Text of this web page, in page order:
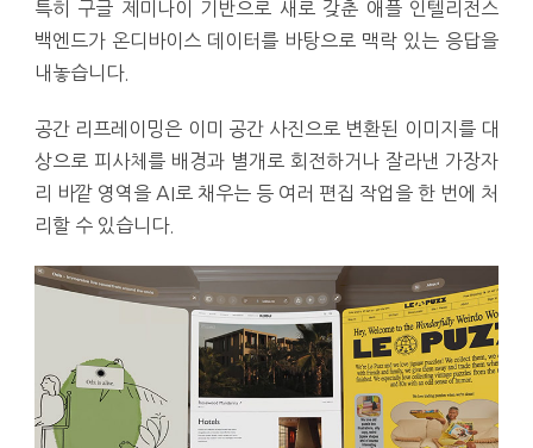
특히 구글 제미나이 기반으로 새로 갖춘 애플 인텔리전스
백엔드가 온디바이스 데이터를 바탕으로 맥락 있는 응답을
내놓습니다.
공간 리프레이밍은 이미 공간 사진으로 변환된 이미지를 대
상으로 피사체를 배경과 별개로 회전하거나 잘라낸 가장자
리 바깥 영역을 AI로 채우는 등 여러 편집 작업을 한 번에 처
리할 수 있습니다.